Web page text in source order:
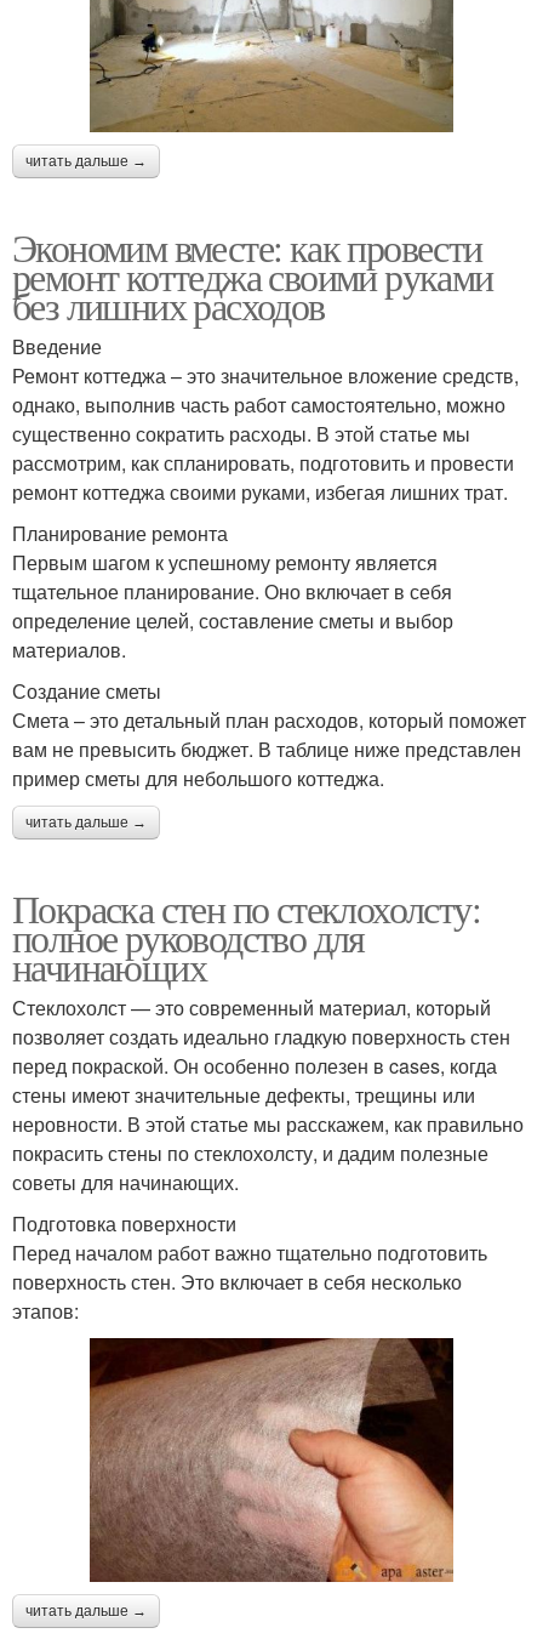
читать дальше →
Экономим вместе: как провести
ремонт коттеджа своими руками
без лишних расходов
Введение
Ремонт коттеджа – это значительное вложение средств,
однако, выполнив часть работ самостоятельно, можно
существенно сократить расходы. В этой статье мы
рассмотрим, как спланировать, подготовить и провести
ремонт коттеджа своими руками, избегая лишних трат.
Планирование ремонта
Первым шагом к успешному ремонту является
тщательное планирование. Оно включает в себя
определение целей, составление сметы и выбор
материалов.
Создание сметы
Смета – это детальный план расходов, который поможет
вам не превысить бюджет. В таблице ниже представлен
пример сметы для небольшого коттеджа.
читать дальше →
Покраска стен по стеклохолсту:
полное руководство для
начинающих
Стеклохолст — это современный материал, который
позволяет создать идеально гладкую поверхность стен
перед покраской. Он особенно полезен в cases, когда
стены имеют значительные дефекты, трещины или
неровности. В этой статье мы расскажем, как правильно
покрасить стены по стеклохолсту, и дадим полезные
советы для начинающих.
Подготовка поверхности
Перед началом работ важно тщательно подготовить
поверхность стен. Это включает в себя несколько
этапов:
читать дальше →